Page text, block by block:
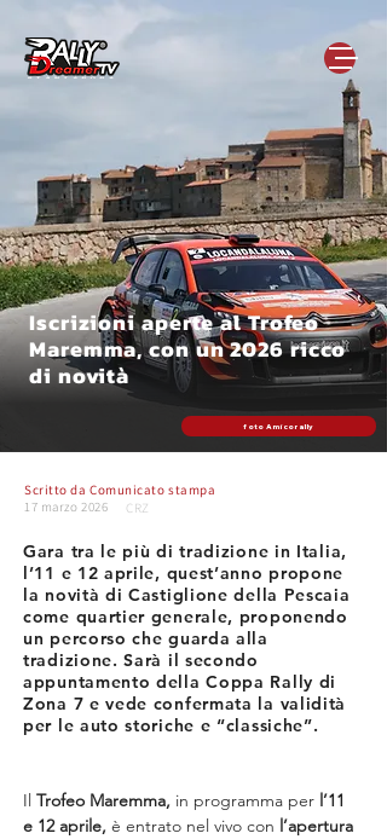
Iscrizioni aperte al Trofeo
Maremma, con un 2026 ricco
di novità
foto Amicorally
Scritto daComunicato stampa
17 marzo 2026
CRZ
Gara tra le più di tradizione in Italia,
l’11 e 12 aprile, quest’anno propone
la novità di Castiglione della Pescaia
come quartier generale, proponendo
un percorso che guarda alla
tradizione. Sarà il secondo
appuntamento della Coppa Rally di
Zona 7 e vede confermata la validità
per le auto storiche e “classiche”.
Il Trofeo Maremma, in programma per l’11
e 12 aprile, è entrato nel vivo con l’apertura